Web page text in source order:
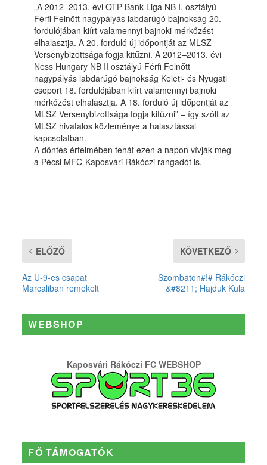
„A 2012–2013. évi OTP Bank Liga NB I. osztályú
Férfi Felnőtt nagypályás labdarúgó bajnokság 20.
fordulójában kiírt valamennyi bajnoki mérkőzést
elhalasztja. A 20. forduló új időpontját az MLSZ
Versenybizottsága fogja kitűzni. A 2012–2013. évi
Ness Hungary NB II osztályú Férfi Felnőtt
nagypályás labdarúgó bajnokság Keleti- és Nyugati
csoport 18. fordulójában kiírt valamennyi bajnoki
mérkőzést elhalasztja. A 18. forduló új időpontját az
MLSZ Versenybizottsága fogja kitűzni” – így szólt az
MLSZ hivatalos közleménye a halasztással
kapcsolatban.
A döntés értelmében tehát ezen a napon vívják meg
a Pécsi MFC-Kaposvári Rákóczi rangadót is.
ELŐZŐ
Az U-9-es csapat
Marcaliban remekelt
KÖVETKEZŐ
Szombaton#!# Rákóczi
&#8211; Hajduk Kula
WEBSHOP
Kaposvári Rákóczi FC WEBSHOP
FŐ TÁMOGATÓK